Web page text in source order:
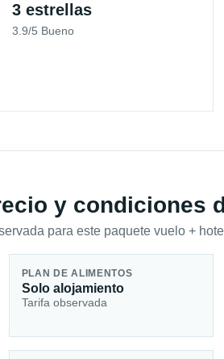
3 estrellas
3.9/5 Bueno
y condiciones
para este paquete vuelo +
PLAN DE ALIMENTOS
Solo alojamiento
Tarifa observada